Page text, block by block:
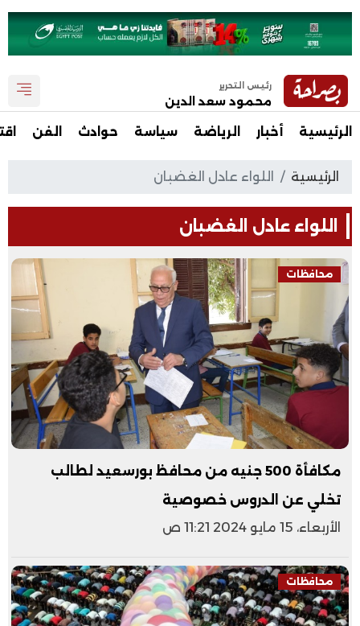
رئيس التحرير
محمود سعد الدين
الرئيسية أخبار الرياضة سياسة حوادث الفن
الرئيسية اللواء عادل الغضبان
اللواء عادل الغضبان
محافظات
مكافأة 500 جنيه من محافظ بورسعيد لطالب
تخلي عن الدروس خصوصية
الأربعاء، 15 مايو 2024 11:21 ص
محافظات